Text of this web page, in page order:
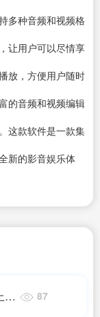
多种音频和视频格
让用户可以尽情享
放，方便用户随时
的音频和视频编辑
这款软件是一款集
新的影音娱乐体
海
87